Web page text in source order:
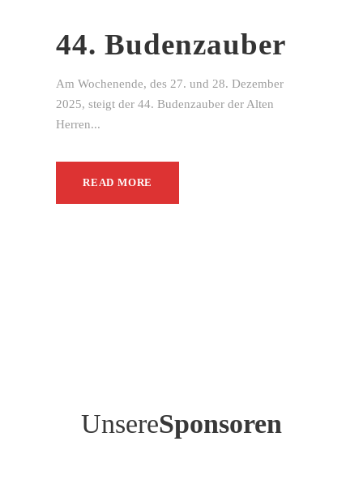
44. Budenzauber
Am Wochenende, des 27. und 28. Dezember
2025, steigt der 44. Budenzauber der Alten
Herren...
READ MORE
UnsereSponsoren